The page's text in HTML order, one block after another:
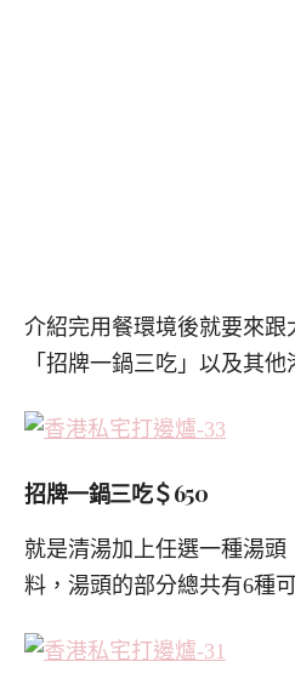
介紹完用餐環境後就要來
「招牌一鍋三吃」以及其他
招牌一鍋三吃＄650
就是清湯加上任選一種湯頭
料，湯頭的部分總共有6種